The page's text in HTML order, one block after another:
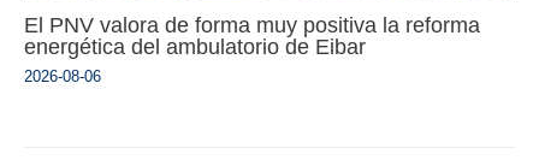
El PNV valora de forma muy positiva la reforma
energética del ambulatorio de Eibar
2026-08-06